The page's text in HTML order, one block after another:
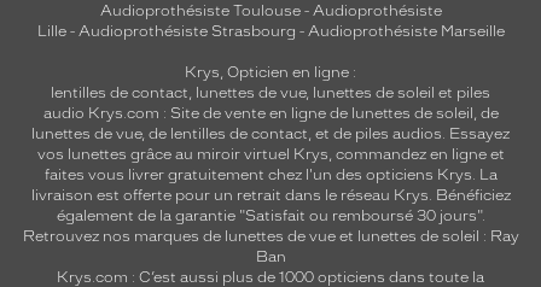
Audioprothésiste Toulouse- Audioprothésiste
Lille- Audioprothésiste Strasbourg - Audioprothésiste Marseille
Krys, Opticien en ligne :
lentilles de contact, lunettes de vue, lunettes de soleil et piles
audio Krys.com : Site de vente en ligne de lunettes de soleil, de
lunettes de vue, de lentilles de contact, et de piles audios. Essayez
vos lunettes grâce au miroir virtuel Krys, commandez en ligne et
faites vous livrer gratuitement chez l'un des opticiens Krys. La
livraison est offerte pour un retrait dans le réseau Krys. Bénéficiez
également de la garantie "Satisfait ou remboursé 30 jours".
Retrouvez nos marques de lunettes de vue et lunettes de soleil : Ray
Ban
Krys.com : C’est aussi plus de 1000 opticiens dans toute la